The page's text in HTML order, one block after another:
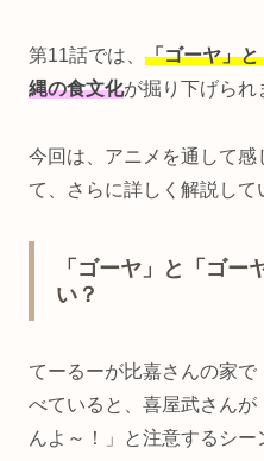
第11話では、 「ゴーヤ」
縄の食文化が掘り下げられ
今回は、アニメを通して
て、さらに詳しく解説して
「ゴーヤ」と「ゴー
い？
てーるーが比嘉さんの家
べていると、喜屋武さん
んよ～！」と注意するシー